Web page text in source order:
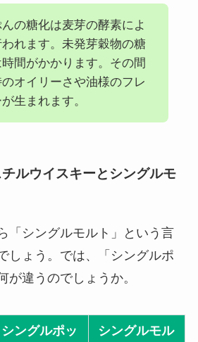
の糖化は麦芽の酵素によ
われます。未発芽穀物の糖
間がかかります。その間
オイリーさや油様のフレ
生まれます。
ルウイスキーとシングルモ
「シングルモルト」という言
しょう。では、「シングルポ
が違うのでしょうか。
シングルポッ
シングルモル